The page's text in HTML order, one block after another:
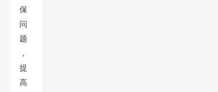
保
问
题
，
提
高